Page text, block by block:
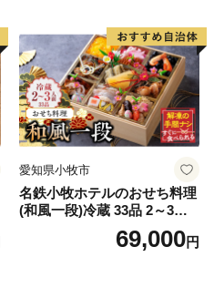
愛知県小牧市
名鉄小牧ホテルのおせち料理
(和風一段)冷蔵 33品 2～3人
前 2027年【数量限定 お申込
期限12/15】 解凍不要 ホテル
69,000円